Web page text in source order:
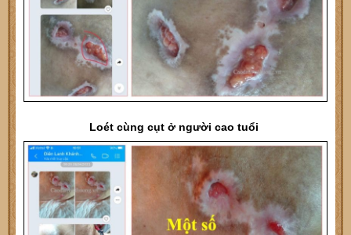
Loét cùng cụt ở người cao tuổi